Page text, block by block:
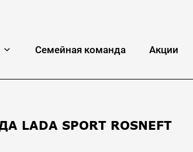
Семейная команда Акции
SPORT ROSNEFT